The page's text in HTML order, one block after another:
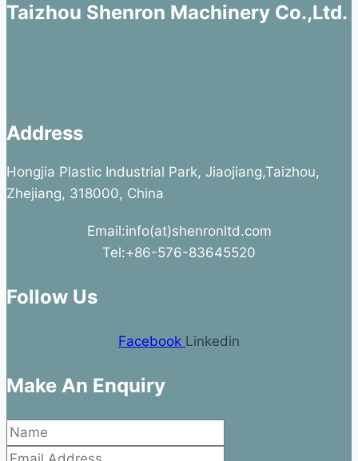
Taizhou Shenron Machinery Co.,Ltd.
Address
Hongjia Plastic Industrial Park, Jiaojiang,Taizhou,
Zhejiang, 318000, China
Email:info(at)shenronltd.com
Tel:+86-576-83645520
Follow Us
Facebook Linkedin
Make An Enquiry